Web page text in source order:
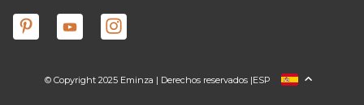
© Copyright 2025 Eminza | Derechos reservados |
FRANCIAESP